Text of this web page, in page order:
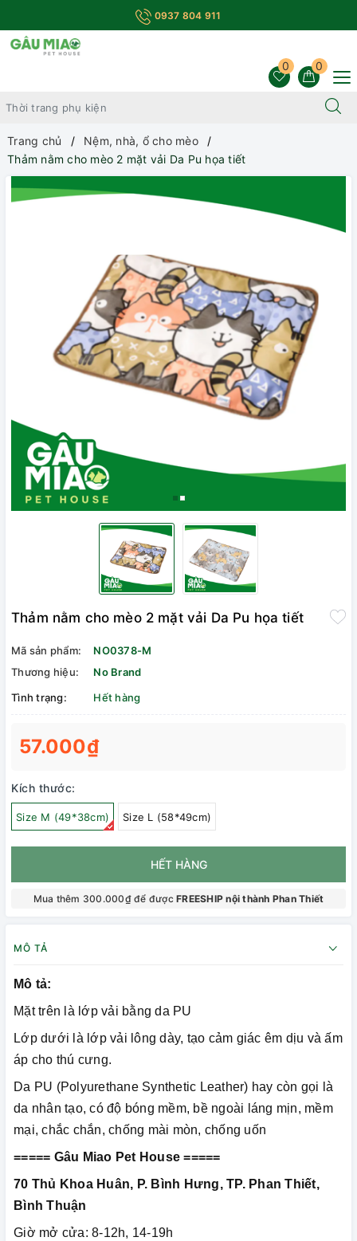
0937 804 911
0
0
Trang chủ
Nệm, nhà, ổ cho mèo
Thảm nằm cho mèo 2 mặt vải Da Pu họa tiết
Thảm nằm cho mèo 2 mặt vải Da Pu họa tiết
Mã sản phẩm:
NO0378-M
Thương hiệu:
No Brand
Tình trạng:
Hết hàng
57.000₫
Kích thước:
Size M (49*38cm) Size L (58*49cm)
HẾT HÀNG
Mua thêm 300.000₫ để đượcFREESHIP nội thành Phan Thiết
MÔ TẢ
Mô tả:
Mặt trên là lớp vải bằng da PU
Lớp dưới là lớp vải lông dày, tạo cảm giác êm dịu và ấm
áp cho thú cưng.
Da PU (Polyurethane Synthetic Leather) hay còn gọi là
da nhân tạo, có độ bóng mềm, bề ngoài láng mịn, mềm
mại, chắc chắn, chống mài mòn, chống uốn
===== Gâu Miao Pet House =====
70 Thủ Khoa Huân, P. Bình Hưng, TP. Phan Thiết,
Bình Thuận
Giờ mở cửa: 8-12h, 14-19h